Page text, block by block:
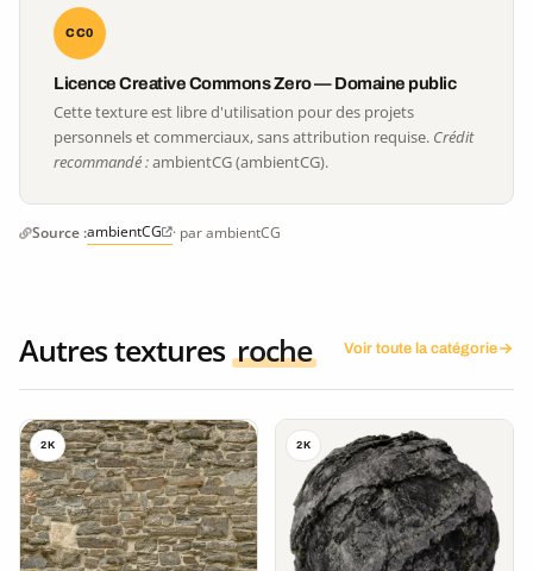
CC0
Licence Creative Commons Zero — Domaine public
Cette texture est libre d'utilisation pour des projets
personnels et commerciaux, sans attribution requise. Crédit
recommandé :ambientCG (ambientCG).
Source :ambientCG · par ambientCG
Autres textures roche Voir toute la catégorie
2K 2K